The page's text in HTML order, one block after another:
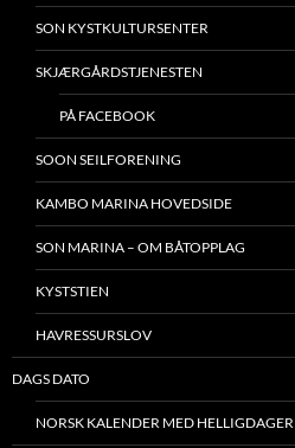
SON KYSTKULTURSENTER
SKJÆRGÅRDSTJENESTEN
PÅ FACEBOOK
SOON SEILFORENING
KAMBO MARINA HOVEDSIDE
SON MARINA – OM BÅTOPPLAG
KYSTSTIEN
HAVRESSURSLOV
DAGS DATO
NORSK KALENDER MED HELLIGDAGER